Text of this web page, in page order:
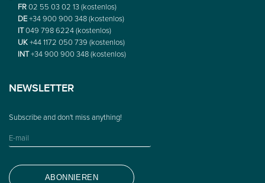
FR02 55 03 02 13 (kostenlos)
DE+34 900 900 348 (kostenlos)
IT049 798 6224 (kostenlos)
UK+44 1172 050 739 (kostenlos)
INT+34 900 900 348 (kostenlos)
NEWSLETTER